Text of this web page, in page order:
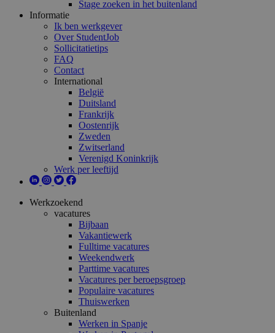
Stage zoeken in het buitenland
Informatie
Ik ben werkgever
Over StudentJob
Sollicitatietips
FAQ
Contact
International
België
Duitsland
Frankrijk
Oostenrijk
Zweden
Zwitserland
Verenigd Koninkrijk
Werk per leeftijd
Werkzoekend
vacatures
Bijbaan
Vakantiewerk
Fulltime vacatures
Weekendwerk
Parttime vacatures
Vacatures per beroepsgroep
Populaire vacatures
Thuiswerken
Buitenland
Werken in Spanje